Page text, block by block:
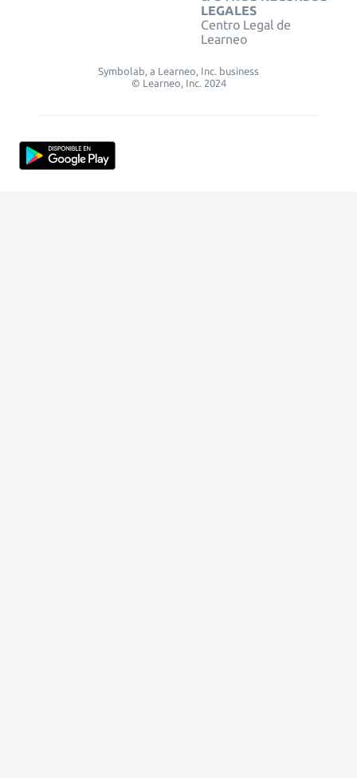
LEGALES
Centro Legal de
Learneo
Symbolab, a Learneo, Inc. business
© Learneo, Inc. 2024